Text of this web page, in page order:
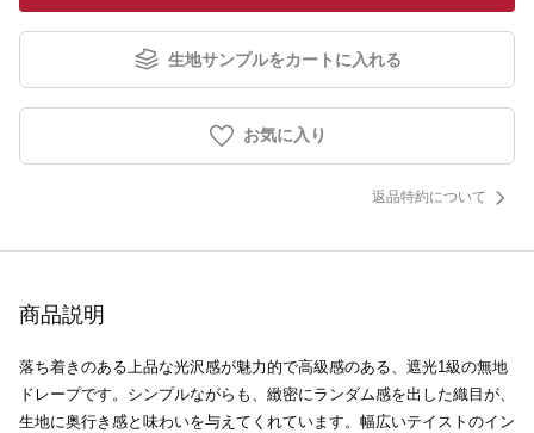
生地サンプルをカートに入れる
お気に入り
返品特約について
商品説明
落ち着きのある上品な光沢感が魅力的で高級感のある、遮光1級の無地
ドレープです。シンプルながらも、緻密にランダム感を出した織目が、
生地に奥行き感と味わいを与えてくれています。幅広いテイストのイン